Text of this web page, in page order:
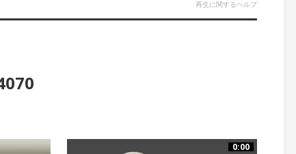
再生に関するヘルプ
0:00